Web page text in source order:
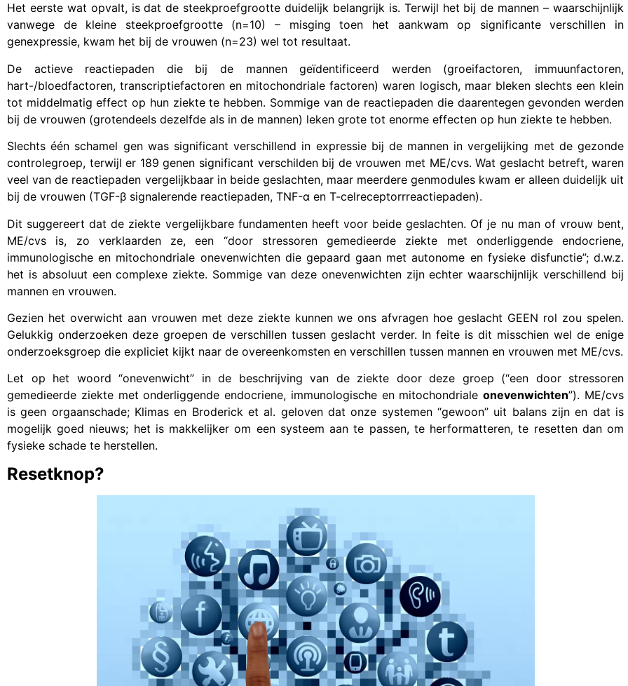
Het eerste wat opvalt, is dat de steekproefgrootte duidelijk belangrijk is. Terwijl het bij de mannen – waarschijnlijk
vanwege de kleine steekproefgrootte (n=10) – misging toen het aankwam op significante verschillen in
genexpressie, kwam het bij de vrouwen (n=23) wel tot resultaat.
De actieve reactiepaden die bij de mannen geïdentificeerd werden (groeifactoren, immuunfactoren,
hart-/bloedfactoren, transcriptiefactoren en mitochondriale factoren) waren logisch, maar bleken slechts een klein
tot middelmatig effect op hun ziekte te hebben. Sommige van de reactiepaden die daarentegen gevonden werden
bij de vrouwen (grotendeels dezelfde als in de mannen) leken grote tot enorme effecten op hun ziekte te hebben.
Slechts één schamel gen was significant verschillend in expressie bij de mannen in vergelijking met de gezonde
controlegroep, terwijl er 189 genen significant verschilden bij de vrouwen met ME/cvs. Wat geslacht betreft, waren
veel van de reactiepaden vergelijkbaar in beide geslachten, maar meerdere genmodules kwam er alleen duidelijk uit
bij de vrouwen (TGF-β signalerende reactiepaden, TNF-α en T-celreceptorrreactiepaden).
Dit suggereert dat de ziekte vergelijkbare fundamenten heeft voor beide geslachten. Of je nu man of vrouw bent,
ME/cvs is, zo verklaarden ze, een “door stressoren gemedieerde ziekte met onderliggende endocriene,
immunologische en mitochondriale onevenwichten die gepaard gaan met autonome en fysieke disfunctie”; d.w.z.
het is absoluut een complexe ziekte. Sommige van deze onevenwichten zijn echter waarschijnlijk verschillend bij
mannen en vrouwen.
Gezien het overwicht aan vrouwen met deze ziekte kunnen we ons afvragen hoe geslacht GEEN rol zou spelen.
Gelukkig onderzoeken deze groepen de verschillen tussen geslacht verder. In feite is dit misschien wel de enige
onderzoeksgroep die expliciet kijkt naar de overeenkomsten en verschillen tussen mannen en vrouwen met ME/cvs.
Let op het woord “onevenwicht” in de beschrijving van de ziekte door deze groep (“een door stressoren
gemedieerde ziekte met onderliggende endocriene, immunologische en mitochondrialeonevenwichten”). ME/cvs
is geen orgaanschade; Klimas en Broderick et al. geloven dat onze systemen “gewoon” uit balans zijn en dat is
mogelijk goed nieuws; het is makkelijker om een systeem aan te passen, te herformatteren, te resetten dan om
fysieke schade te herstellen.
Resetknop?